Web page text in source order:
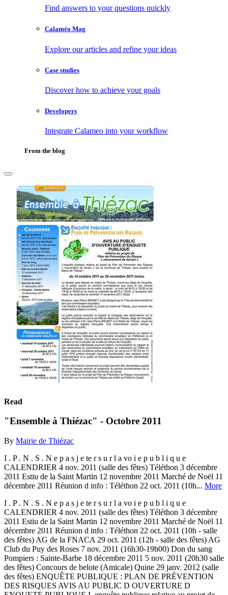
Find answers to your questions quickly
Calaméo Mag
Explore our articles and refine your ideas
Case studies
Discover how to achieve your goals
Developers
Integrate Calameo into your workflow
From the blog
Read
"Ensemble à Thiézac" - Octobre 2011
By Mairie de Thiézac
I . P . N . S . N e p a s j e te r s u r l a vo i e p u b l i q u e
CALENDRIER 4 nov. 2011 (salle des fêtes) Téléthon 3 décembre
2011 Estiu de la Saint Martin 12 novembre 2011 Marché de Noël 11
décembre 2011 Réunion d info : Téléthon 22 oct. 2011 (10h... More
I . P . N . S . N e p a s j e te r s u r l a vo i e p u b l i q u e
CALENDRIER 4 nov. 2011 (salle des fêtes) Téléthon 3 décembre
2011 Estiu de la Saint Martin 12 novembre 2011 Marché de Noël 11
décembre 2011 Réunion d info : Téléthon 22 oct. 2011 (10h - salle
des fêtes) AG de la FNACA 29 oct. 2011 (12h - salle des fêtes) AG
Club du Puy des Roses 7 nov. 2011 (16h30-19h00) Don du sang
Pompiers : Sainte-Barbe 18 décembre 2011 5 nov. 2011 (20h30 salle
des fêtes) Concours de belote (Amicale) Quine 29 janv. 2012 (salle
des fêtes) ENQUÊTE PUBLIQUE : PLAN DE PRÉVENTION
DES RISQUES AVIS AU PUBLIC D OUVERTURE D